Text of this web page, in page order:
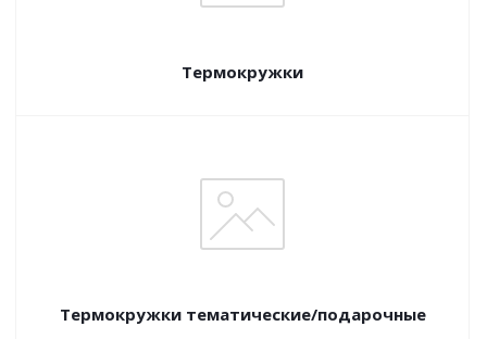
Термокружки
Термокружки тематические/подарочные